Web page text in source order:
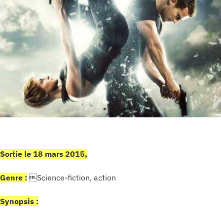
Sortie le 18 mars 2015,
Genre : Science-fiction, action
Synopsis :